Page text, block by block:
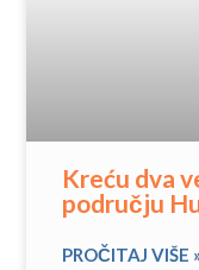
Kreću dva
području
PROČITAJ VIŠE